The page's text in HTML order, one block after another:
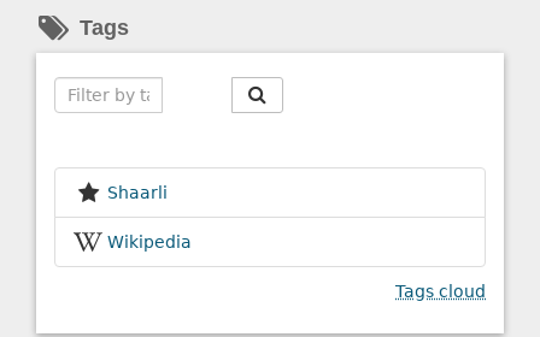
Tags
Shaarli
Wikipedia
Tags cloud